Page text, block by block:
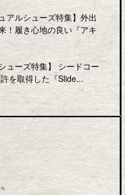
アルシューズ特集】外出
！履き心地の良い『アキ
ューズ特集】 シードコー
を取得した『Slide...